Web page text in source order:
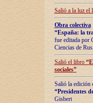
Salió a la luz el
Obra colectiva
“España: la
fue editada por
Ciencias de
Salió el libro “
sociales”
Salió la edición
“Presidentes
Gisbert